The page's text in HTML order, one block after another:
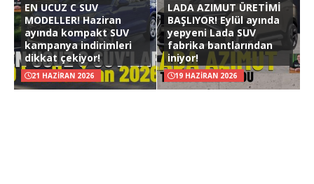
EN UCUZ C SUV
MODELLER! Haziran
ayında kompakt SUV
kampanya indirimleri
dikkat çekiyor!
21 HAZIRAN 2026
LADA AZIMUT ÜRETİMİ
BAŞLIYOR! Eylül ayında
yepyeni Lada SUV
fabrika bantlarından
iniyor!
19 HAZIRAN 2026